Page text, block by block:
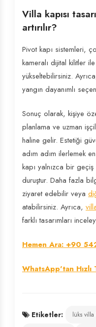
Villa kapısı
artırılır?
Pivot kapı sistemleri,
kameralı dijital kilitler
yükseltebilirsiniz.
yangın dayanımlı
Sonuç olarak, kişiye
planlama ve uzman
haline gelir. Estetiği
adım adım ilerlemek
kapı yalnızca bir
duruştur. Daha fazla
ziyaret edebilir veya
atabilirsiniz. Ayrıca,
farklı tasarımları
Hemen Ara: +90
WhatsApp'tan
Etiketler: lüks villa